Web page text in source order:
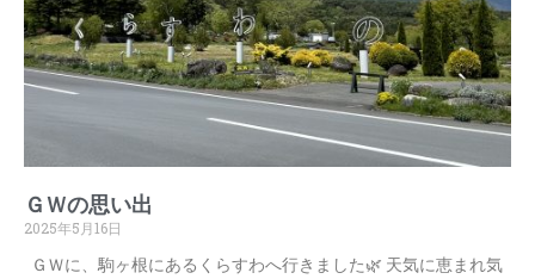
ＧＷの思い出
2025年5月16日
ＧＷに、駒ヶ根にあるくらすわへ行きました🌿 天気に恵まれ気